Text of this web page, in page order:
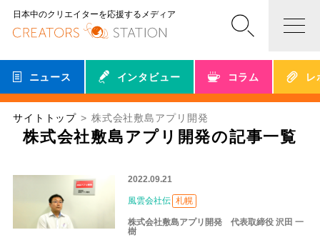
日本中のクリエイターを応援するメディア
ニュース インタビュー コラム レ
サイトトップ 株式会社敷島アプリ開発
株式会社敷島アプリ開発の記事一覧
2022.09.21
風雲会社伝 札幌
株式会社敷島アプリ開発 代表取締役 沢田 一
樹